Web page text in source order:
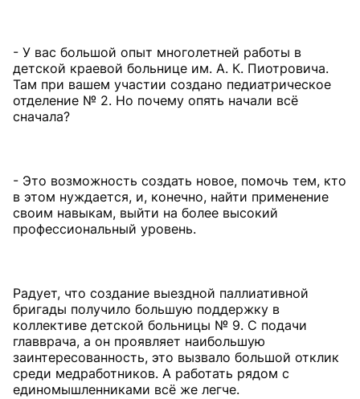
- У вас большой опыт многолетней работы в
детской краевой больнице им. А. К. Пиотровича.
Там при вашем участии создано педиатрическое
отделение № 2. Но почему опять начали всё
сначала?
- Это возможность создать новое, помочь тем, кто
в этом нуждается, и, конечно, найти применение
своим навыкам, выйти на более высокий
профессиональный уровень.
Радует, что создание выездной паллиативной
бригады получило большую поддержку в
коллективе детской больницы № 9. С подачи
главврача, а он проявляет наибольшую
заинтересованность, это вызвало большой отклик
среди медработников. А работать рядом с
единомышленниками всё же легче.